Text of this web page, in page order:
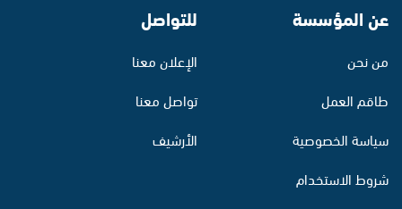
عن المؤسسة
من نحن
طاقم العمل
سياسة الخصوصية
شروط الاستخدام
للتواصل
الإعلان معنا
تواصل معنا
الأرشيف